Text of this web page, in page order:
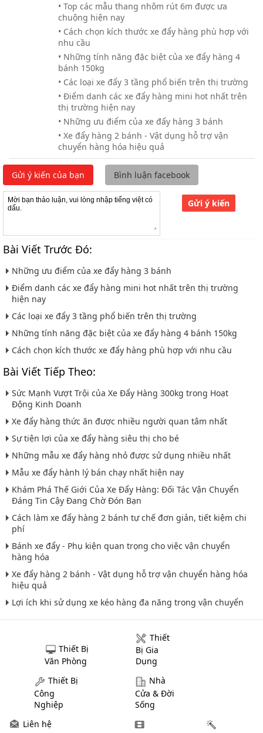
• Top các mẫu thang nhôm rút 6m được ưa
chuộng hiện nay
• Cách chọn kích thước xe đẩy hàng phù hợp với
nhu cầu
• Những tính năng đặc biệt của xe đẩy hàng 4
bánh 150kg
• Các loại xe đẩy 3 tầng phổ biến trên thị trường
• Điểm danh các xe đẩy hàng mini hot nhất trên
thị trường hiện nay
• Những ưu điểm của xe đẩy hàng 3 bánh
• Xe đẩy hàng 2 bánh - Vật dụng hỗ trợ vận
chuyển hàng hóa hiệu quả
Gửi ý kiến của bạn Bình luận facebook
Gửi ý kiến
Bài Viết Trước Đó:
Những ưu điểm của xe đẩy hàng 3 bánh
Điểm danh các xe đẩy hàng mini hot nhất trên thị trường
hiện nay
Các loại xe đẩy 3 tầng phổ biến trên thị trường
Những tính năng đặc biệt của xe đẩy hàng 4 bánh 150kg
Cách chọn kích thước xe đẩy hàng phù hợp với nhu cầu
Bài Viết Tiếp Theo:
Sức Mạnh Vượt Trội của Xe Đẩy Hàng 300kg trong Hoạt
Động Kinh Doanh
Xe đẩy hàng thức ăn được nhiều người quan tâm nhất
Sự tiện lợi của xe đẩy hàng siêu thị cho bé
Những mẫu xe đẩy hàng nhỏ được sử dụng nhiều nhất
Mẫu xe đẩy hành lý bán chạy nhất hiện nay
Khám Phá Thế Giới Của Xe Đẩy Hàng: Đối Tác Vận Chuyển
Đáng Tin Cậy Đang Chờ Đón Bạn
Cách làm xe đẩy hàng 2 bánh tự chế đơn giản, tiết kiệm chi
phí
Bánh xe đẩy - Phụ kiện quan trọng cho việc vận chuyển
hàng hóa
Xe đẩy hàng 2 bánh - Vật dụng hỗ trợ vận chuyển hàng hóa
hiệu quả
Lợi ích khi sử dụng xe kéo hàng đa năng trong vận chuyển
Thiết Bị
Văn Phòng
Thiết
Bị Gia
Dụng
Thiết Bị
Công
Nghiệp
Nhà
Cửa & Đời
Sống
Liên hệ